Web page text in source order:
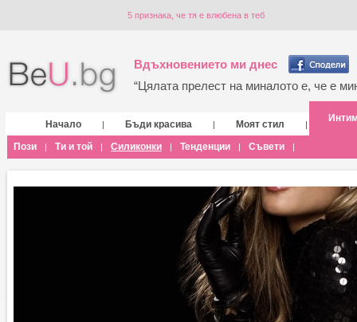
5 признака, че тя е влюбена в теб
Вдъхновението ми днес
“Цялата прелест на миналото е, че е
Начало | Бъди красива | Моят стил |
Пози | Ти и той | Силиконки | Тенденции | Съвети |